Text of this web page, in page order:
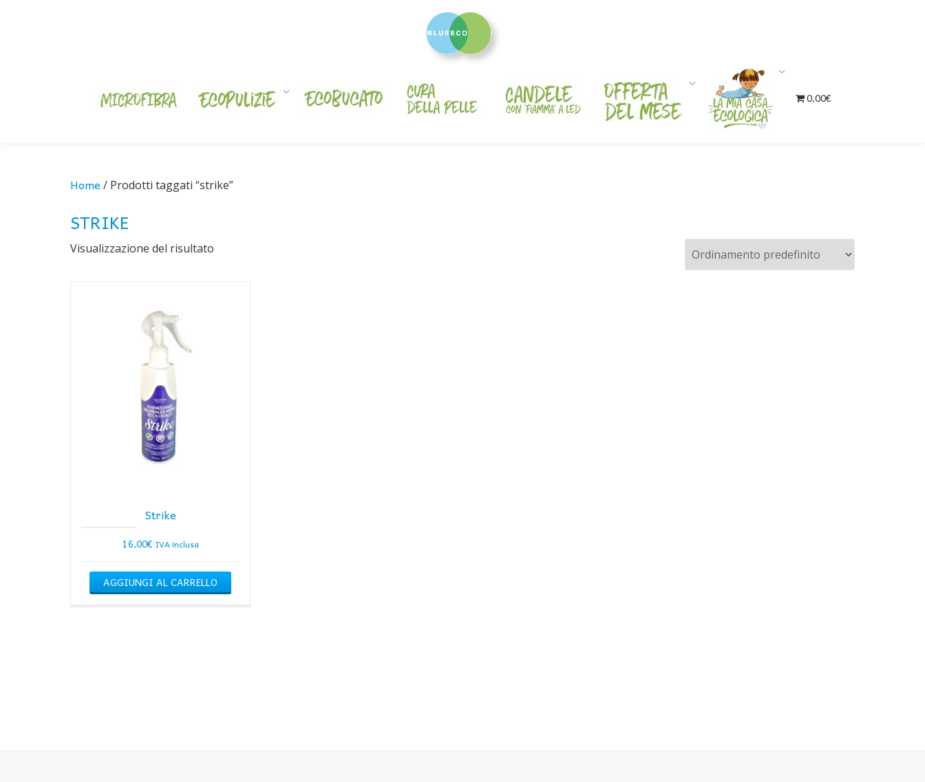
0,00€
Home/ Prodotti taggati “strike”
STRIKE
Visualizzazione del risultato
Strike
16,00€ IVA inclusa
AGGIUNGI AL CARRELLO